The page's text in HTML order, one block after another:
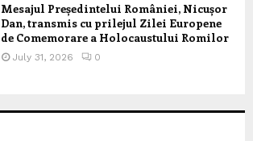
Mesajul Președintelui României, Nicușor
Dan, transmis cu prilejul Zilei Europene
de Comemorare a Holocaustului Romilor
July 31, 2026 0